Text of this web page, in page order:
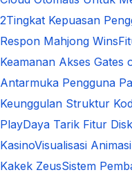
2Tingkat Kepuasan
Respon Mahjong Wins
Keamanan Akses Gates
Antarmuka Pengguna
Keunggulan Struktur
PlayDaya Tarik Fitur
KasinoVisualisasi
Kakek ZeusSistem